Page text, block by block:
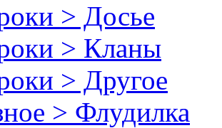
> Досье
> Кланы
> Другое
> Флудилка